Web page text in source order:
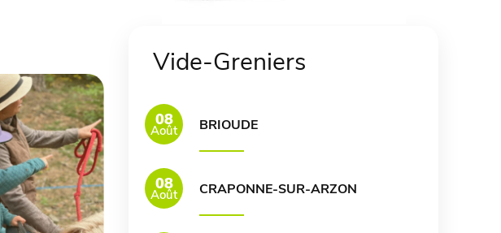
Vide-Greniers
08
Août BRIOUDE
08
Août CRAPONNE-SUR-ARZON